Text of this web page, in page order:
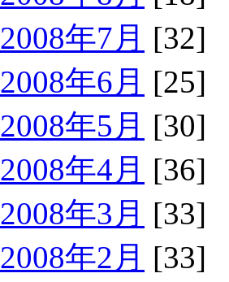
2008年7月 [32]
2008年6月 [25]
2008年5月 [30]
2008年4月 [36]
2008年3月 [33]
2008年2月 [33]